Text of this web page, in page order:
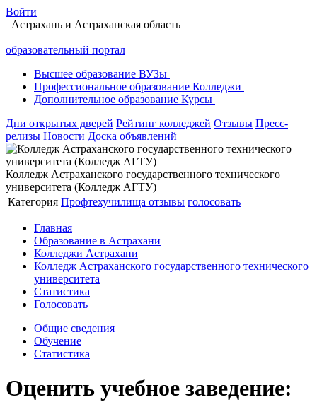
Войти
Астрахань и Астраханская область
образовательный портал
Высшее образование ВУЗы
Профессиональное образование Колледжи
Дополнительное образование Курсы
Дни открытых дверей Рейтинг колледжей Отзывы Пресс-
релизы Новости Доска объявлений
Колледж Астраханского государственного технического
университета (Колледж АГТУ)
Категория Профтехучилища отзывы голосовать
Главная
Образование в Астрахани
Колледжи Астрахани
Колледж Астраханского государственного технического
университета
Статистика
Голосовать
Общие сведения
Обучение
Статистика
Оценить учебное заведение: